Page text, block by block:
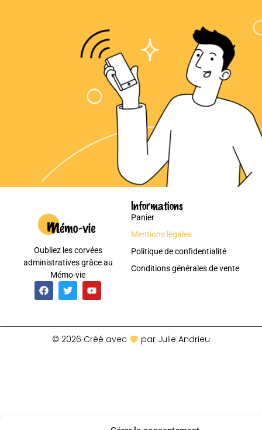
Oubliez les corvées
administratives grâce au
Mémo-vie
Informations
Panier
Mentions légales
Politique de confidentialité
Conditions générales de vente
© 2026 Créé avec par Julie Andrieu